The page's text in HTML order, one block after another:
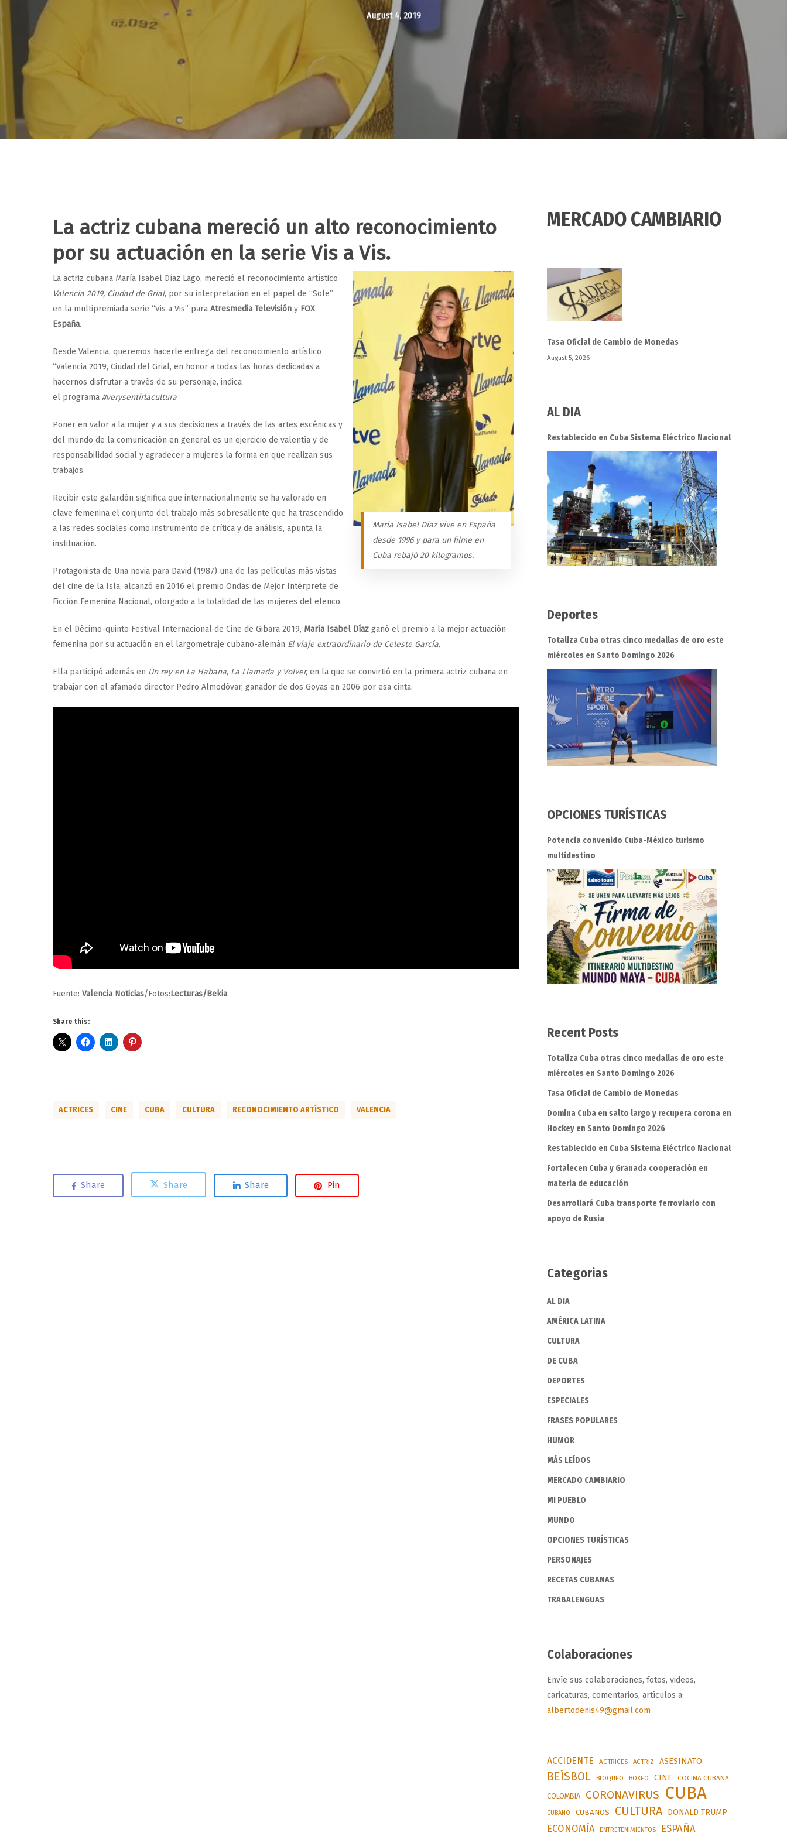
Hit enter to search or ESC to close
August 4, 2019
La actriz cubana mereció un alto reconocimiento
por su actuación en la serie Vis a Vis.
Maria Isabel Diaz vive en España
desde 1996 y para un filme en
Cuba rebajó 20 kilogramos.
La actriz cubana María Isabel Díaz Lago, mereció el reconocimiento artístico
Valencia 2019, Ciudad de Grial, por su interpretación en el papel de “Sole”
en la multipremiada serie “Vis a Vis” para Atresmedia Televisión y FOX
España.
Desde Valencia, queremos hacerle entrega del reconocimiento artístico
“Valencia 2019, Ciudad del Grial, en honor a todas las horas dedicadas a
hacernos disfrutar a través de su personaje, indica
el programa #verysentirlacultura
Poner en valor a la mujer y a sus decisiones a través de las artes escénicas y
del mundo de la comunicación en general es un ejercicio de valentía y de
responsabilidad social y agradecer a mujeres la forma en que realizan sus
trabajos.
Recibir este galardón significa que internacionalmente se ha valorado en
clave femenina el conjunto del trabajo más sobresaliente que ha trascendido
a las redes sociales como instrumento de crítica y de análisis, apunta la
instituación.
Protagonista de Una novia para David (1987) una de las películas más vistas
del cine de la Isla, alcanzó en 2016 el premio Ondas de Mejor Intérprete de
Ficción Femenina Nacional, otorgado a la totalidad de las mujeres del elenco.
En el Décimo-quinto Festival Internacional de Cine de Gibara 2019, María Isabel Díaz ganó el premio a la mejor actuación
femenina por su actuación en el largometraje cubano-alemán El viaje extraordinario de Celeste García.
Ella participó además en Un rey en La Habana, La Llamada y Volver, en la que se convirtió en la primera actriz cubana en
trabajar con el afamado director Pedro Almodóvar, ganador de dos Goyas en 2006 por esa cinta.
Fuente: Valencia Noticias/Fotos:Lecturas/Bekia
Share this:
ACTRICES CINE CUBA CULTURA RECONOCIMIENTO ARTÍSTICO VALENCIA
Share Share Share Pin
MERCADO CAMBIARIO
Tasa Oficial de Cambio de Monedas
August 5, 2026
AL DIA
Restablecido en Cuba Sistema Eléctrico Nacional
Deportes
Totaliza Cuba otras cinco medallas de oro este
miércoles en Santo Domingo 2026
OPCIONES TURÍSTICAS
Potencia convenido Cuba-México turismo
multidestino
Recent Posts
Totaliza Cuba otras cinco medallas de oro este
miércoles en Santo Domingo 2026
Tasa Oficial de Cambio de Monedas
Domina Cuba en salto largo y recupera corona en
Hockey en Santo Domingo 2026
Restablecido en Cuba Sistema Eléctrico Nacional
Fortalecen Cuba y Granada cooperación en
materia de educación
Desarrollará Cuba transporte ferroviario con
apoyo de Rusia
Categorias
AL DIA
AMÉRICA LATINA
CULTURA
DE CUBA
DEPORTES
ESPECIALES
FRASES POPULARES
HUMOR
MÁS LEÍDOS
MERCADO CAMBIARIO
MI PUEBLO
MUNDO
OPCIONES TURÍSTICAS
PERSONAJES
RECETAS CUBANAS
TRABALENGUAS
Colaboraciones
Envíe sus colaboraciones, fotos, videos,
caricaturas, comentarios, artículos a:
albertodenis49@gmail.com
ACCIDENTE ACTRICES ACTRIZ ASESINATO
BEÍSBOL BLOQUEO BOXEO CINE COCINA CUBANA
COLOMBIA CORONAVIRUS CUBA
CUBANO CUBANOS CULTURA DONALD TRUMP
ECONOMÍA ENTRETENIMIENTOS ESPAÑA